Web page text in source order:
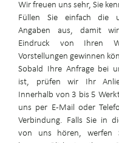
Wir freuen uns sehr, Sie
Füllen Sie einfach die
Angaben aus, damit
Eindruck von Ihren
Vorstellungen gewinnen
Sobald Ihre Anfrage bei
ist, prüfen wir Ihr
Innerhalb von 3 bis 5
uns per E-Mail oder
Verbindung. Falls Sie in
von uns hören, werfen